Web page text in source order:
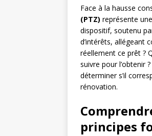
Face à la hausse
(PTZ) représente
dispositif, soutenu
d’intérêts, allégeant
réellement ce prêt ?
suivre pour l’obtenir
déterminer s’il
rénovation.
principes